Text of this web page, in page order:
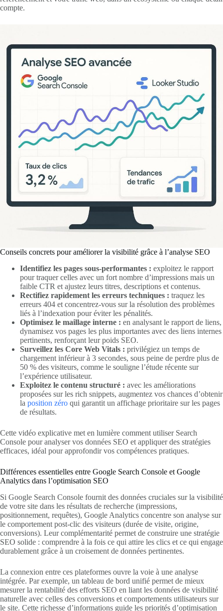
compte.
Conseils concrets pour améliorer la visibilité grâce à l’analyse SEO
Identifiez les pages sous-performantes : exploitez le rapport
pour traquer celles avec un fort nombre d’impressions mais un
faible CTR et ajustez leurs titres, descriptions et contenus.
Rectifiez rapidement les erreurs techniques : traquez les
erreurs 404 et concentrez-vous sur la résolution des problèmes
liés à l’indexation pour éviter les pénalités.
Optimisez le maillage interne : en analysant le rapport de liens,
dynamisez vos pages les plus importantes avec des liens internes
pertinents, renforçant leur poids SEO.
Surveillez les Core Web Vitals : privilégiez un temps de
chargement inférieur à 3 secondes, sous peine de perdre plus de
50 % des visiteurs, comme le souligne l’étude récente sur
l’expérience utilisateur.
Exploitez le contenu structuré : avec les améliorations
proposées sur les rich snippets, augmentez vos chances d’obtenir
la position zéro qui garantit un affichage prioritaire sur les pages
de résultats.
Cette vidéo explicative met en lumière comment utiliser Search
Console pour analyser vos données SEO et appliquer des stratégies
efficaces, idéal pour approfondir vos compétences pratiques.
Différences essentielles entre Google Search Console et Google
Analytics dans l’optimisation SEO
Si Google Search Console fournit des données cruciales sur la visibilité
de votre site dans les résultats de recherche (impressions,
positionnement, requêtes), Google Analytics concentre son analyse sur
le comportement post-clic des visiteurs (durée de visite, origine,
conversions). Leur complémentarité permet de construire une stratégie
SEO solide : comprendre à la fois ce qui attire les clics et ce qui engage
durablement grâce à un croisement de données pertinentes.
La connexion entre ces plateformes ouvre la voie à une analyse
intégrée. Par exemple, un tableau de bord unifié permet de mieux
mesurer la rentabilité des efforts SEO en liant les données de visibilité
naturelle avec celles des conversions et comportements utilisateurs sur
le site. Cette richesse d’informations guide les priorités d’optimisation